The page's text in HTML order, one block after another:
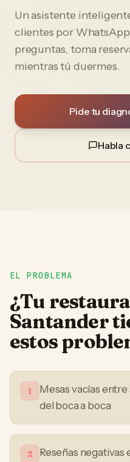
Un asistente
clientes por WhatsApp
preguntas, toma
mientras tú duermes.
Pide tu
Habla
EL PROBLEMA
¿Tu
Santander
estos
1
Mesas vacías
del boca a boca
2 Reseñas negativas